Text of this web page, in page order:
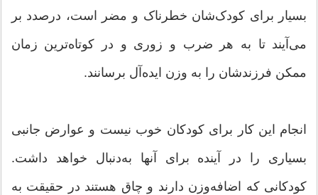
بسیار برای کودک‌شان خطرناک و مضر است، درصدد بر
می‌آیند تا به هر ضرب و زوری و در کوتاه‌ترین زمان
ممکن فرزندشان را به وزن ایده‌آل برسانند.
انجام این کار برای کودکان خوب نیست و عوارض جانبی
بسیاری را در آینده برای آنها به‌دنبال خواهد داشت.
کودکانی که اضافه‌وزن دارند و چاق هستند در حقیقت به